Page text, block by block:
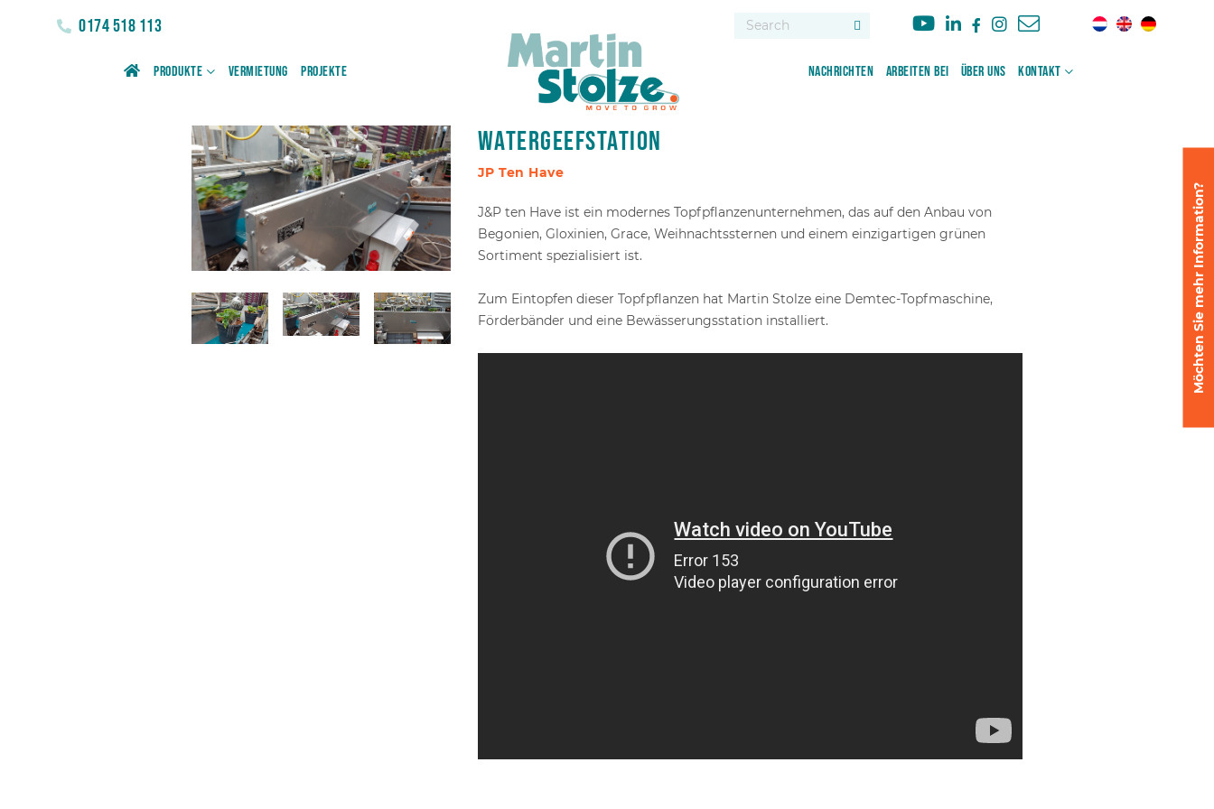
0174 518 113
Produkte Vermietung Projekte Nachrichten Arbeiten bei Über uns Kontakt
Watergeefstation
JP Ten Have
J&P ten Have ist ein modernes Topfpflanzenunternehmen, das auf den Anbau von
Begonien, Gloxinien, Grace, Weihnachtssternen und einem einzigartigen grünen
Sortiment spezialisiert ist.
Zum Eintopfen dieser Topfpflanzen hat Martin Stolze eine Demtec-Topfmaschine,
Förderbänder und eine Bewässerungsstation installiert.
Möchten Sie mehr Information?